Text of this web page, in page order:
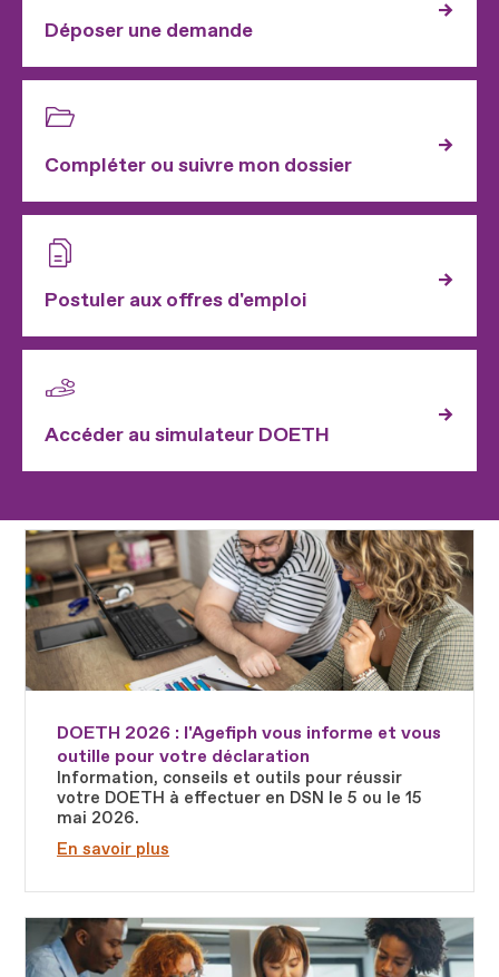
Déposer une demande
Compléter ou suivre mon dossier
Postuler aux offres d'emploi
Accéder au simulateur DOETH
DOETH 2026 : l'Agefiph vous informe et vous
outille pour votre déclaration
Information, conseils et outils pour réussir
votre DOETH à effectuer en DSN le 5 ou le 15
mai 2026.
En savoir plus
Fichier
Fichier